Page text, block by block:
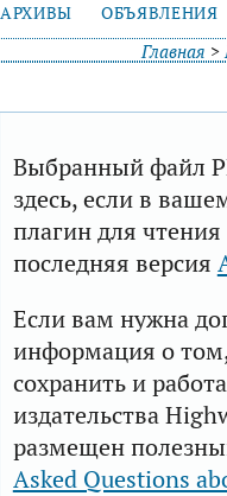
АРХИВЫ
ОБЪЯВЛЕНИЯ
Главная >
Выбранный файл
здесь, если в
плагин для
последняя версия
Если вам нужна
информация о том,
сохранить и
издательства
размещен
Asked Questions